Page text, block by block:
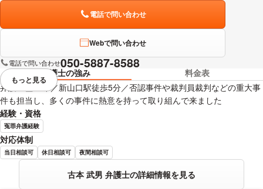
電話で問い合わせ
Webで問い合わせ
電話で問い合わせ050-5887-8588
弁護士の強み
料金表
弁護士歴18年／新山口駅徒歩5分／否認事件や裁判員裁判などの重大事
件も担当し、多くの事件に熱意を持って取り組んで来ました
経験・資格
冤罪弁護経験
対応体制
当日相談可 休日相談可 夜間相談可
古本 武男 弁護士の詳細情報を見る
視覚的に省略されている要素を
もっと見る